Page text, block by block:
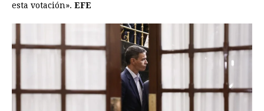
esta votación». EFE